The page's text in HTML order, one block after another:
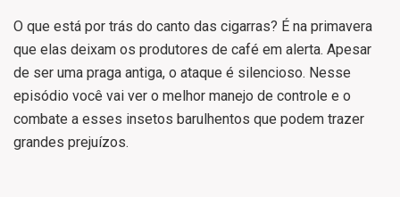
O que está por trás do canto das cigarras? É na primavera
que elas deixam os produtores de café em alerta. Apesar
de ser uma praga antiga, o ataque é silencioso. Nesse
episódio você vai ver o melhor manejo de controle e o
combate a esses insetos barulhentos que podem trazer
grandes prejuízos.